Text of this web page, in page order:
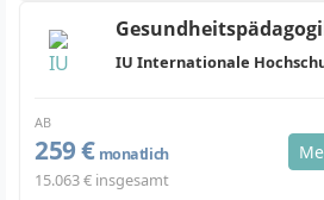
IU Internationale
AB
259 € monatlich
15.063 € insgesamt